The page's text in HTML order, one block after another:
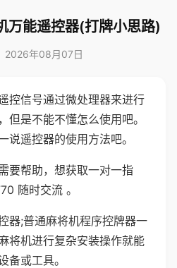
万能遥控器(打牌小思路)
2026年08月07日
控信号通过微处理器来进行
但是不能不懂怎么使用吧。
说遥控器的使用方法吧。
要帮助，想获取一对一指
随时交流 。
器;普通麻将机程序控牌器一
将机进行复杂安装操作就能
备或工具。